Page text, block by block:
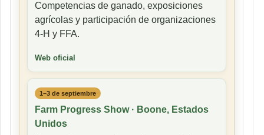
Competencias de ganado, exposiciones
agrícolas y participación de organizaciones
4-H y FFA.
Web oficial
1–3 de septiembre
Farm Progress Show · Boone, Estados
Unidos